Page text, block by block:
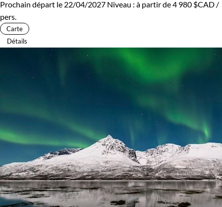
Prochain départ le 22/04/2027 Niveau : à partir de4 980 $CAD /
pers.
Carte
Détails